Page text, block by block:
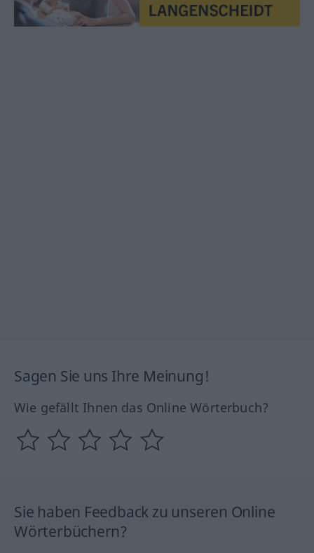
Sagen Sie uns Ihre Meinung!
Wie gefällt Ihnen das Online Wörterbuch?
Sie haben Feedback zu unseren Online
Wörterbüchern?